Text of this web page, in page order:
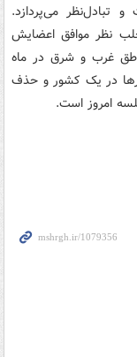
تبادل‌نظر می‌پردازد.
نظر موافق اعضایش
غرب و شرق در ماه
در یک کشور و حذف